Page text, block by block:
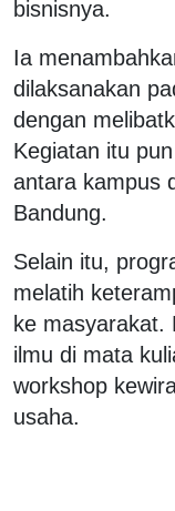
bisnisnya.
Ia
dilaksanakan
dengan
Kegiatan itu
antara kampus
Bandung.
Selain itu,
melatih
ke masyarakat.
ilmu di mata
workshop
usaha.